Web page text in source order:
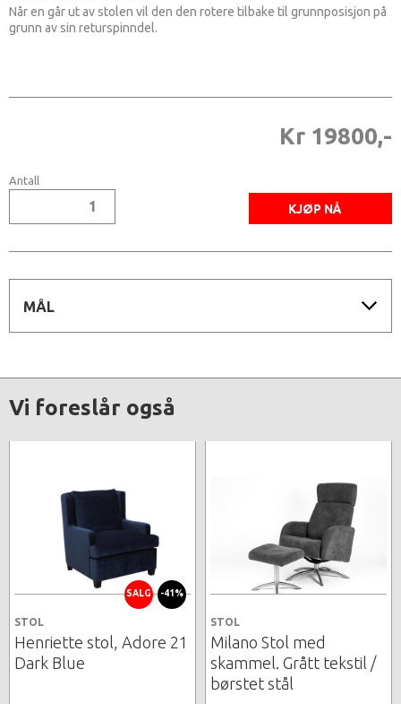
Når en går ut av stolen vil den den rotere tilbake til grunnposisjon på
grunn av sin returspinndel.
Kr 19800,-
Antall
MÅL
Vi foreslår også
SALG -41%
STOL
Henriette stol, Adore 21
Dark Blue
STOL
Milano Stol med
skammel. Grått tekstil /
børstet stål